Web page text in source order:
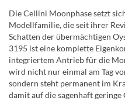
Die Cellini Moonphase setzt
Modellfamilie, die seit ihrer
Schatten der übermächtigen
3195 ist eine komplette
integriertem Antrieb für die
wird nicht nur einmal am Tag
sondern steht permanent im
damit auf die sagenhaft geringe